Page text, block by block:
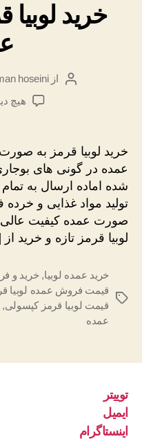
خرید
نویسندهٔ
ازhoseini
هیچ
خرید لوبیا قرمز به
عمده در گونی های
شده اماده ارسال به
تولید مواد غذایی و
صورت عمده کیفیت
لوبیا قرمز تازه و خرید
برچسب‌ها
خرید عمده لوبیا, خرید و
قیمت فروش عمده لوبیا
قیمت لوبیا قرمز کپسولی,
عمده
توییتر
ایمیل
اینستاگرام